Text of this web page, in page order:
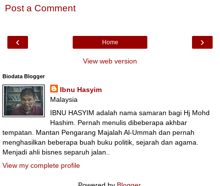
r
t
p
:
/
w
w
.
a
Post a Comment
‹ ›
Home
View web version
Biodata Blogger
Ibnu Hasyim
Malaysia
IBNU HASYIM adalah nama samaran bagi Hj Mohd
Hashim. Pernah menulis dibeberapa akhbar
tempatan. Mantan Pengarang Majalah Al-Ummah dan pernah
menghasilkan beberapa buah buku politik, sejarah dan agama.
Menjadi ahli bisnes separuh jalan..
View my complete profile